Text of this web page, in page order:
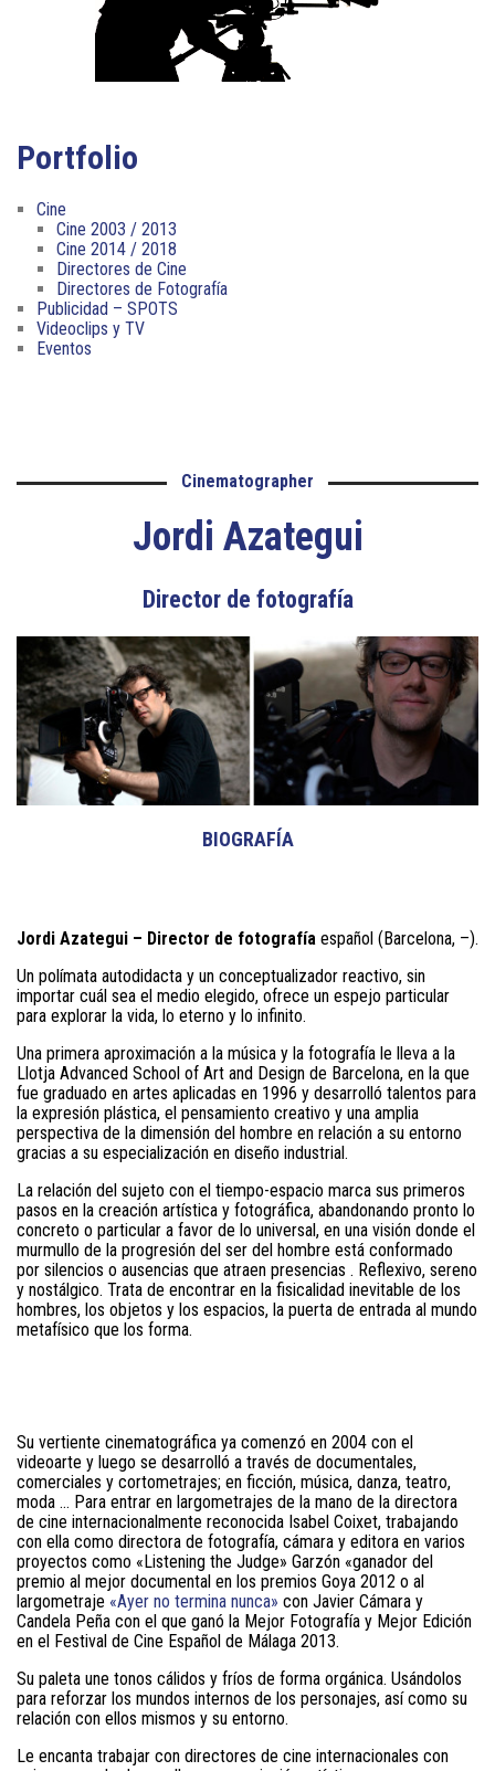
Portfolio
Cine
Cine 2003 / 2013
Cine 2014 / 2018
Directores de Cine
Directores de Fotografía
Publicidad – SPOTS
Videoclips y TV
Eventos
Cinematographer
Jordi Azategui
Director de fotografía
BIOGRAFÍA
Jordi Azategui – Director de fotografía español (Barcelona, –).
Un polímata autodidacta y un conceptualizador reactivo, sin
importar cuál sea el medio elegido, ofrece un espejo particular
para explorar la vida, lo eterno y lo infinito.
Una primera aproximación a la música y la fotografía le lleva a la
Llotja Advanced School of Art and Design de Barcelona, ​​en la que
fue graduado en artes aplicadas en 1996 y desarrolló talentos para
la expresión plástica, el pensamiento creativo y una amplia
perspectiva de la dimensión del hombre en relación a su entorno
gracias a su especialización en diseño industrial.
La relación del sujeto con el tiempo-espacio marca sus primeros
pasos en la creación artística y fotográfica, abandonando pronto lo
concreto o particular a favor de lo universal, en una visión donde el
murmullo de la progresión del ser del hombre está conformado
por silencios o ausencias que atraen presencias . Reflexivo, sereno
y nostálgico. Trata de encontrar en la fisicalidad inevitable de los
hombres, los objetos y los espacios, la puerta de entrada al mundo
metafísico que los forma.
Su vertiente cinematográfica ya comenzó en 2004 con el
videoarte y luego se desarrolló a través de documentales,
comerciales y cortometrajes; en ficción, música, danza, teatro,
moda … Para entrar en largometrajes de la mano de la directora
de cine internacionalmente reconocida Isabel Coixet, trabajando
con ella como directora de fotografía, cámara y editora en varios
proyectos como «Listening the Judge» Garzón «ganador del
premio al mejor documental en los premios Goya 2012 o al
largometraje «Ayer no termina nunca» con Javier Cámara y
Candela Peña con el que ganó la Mejor Fotografía y Mejor Edición
en el Festival de Cine Español de Málaga 2013.
Su paleta une tonos cálidos y fríos de forma orgánica. Usándolos
para reforzar los mundos internos de los personajes, así como su
relación con ellos mismos y su entorno.
Le encanta trabajar con directores de cine internacionales con